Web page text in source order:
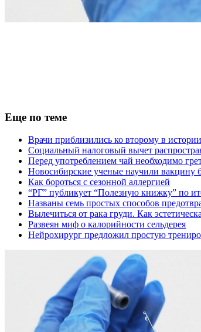
Еще по теме
Врачи приблизились ко второму в
Социальный налоговый вычет
Перед употреблением чай необходимо
Новосибирские ученые научили вакцину
Как бороться с сезонной аллергией
“РГ” публикует “Полезную книжку” по
Названы семь простых способов
Вылечиться от рака груди. Как
Развеян миф о калорийности сельдерея
Нейрохирург предложил простую